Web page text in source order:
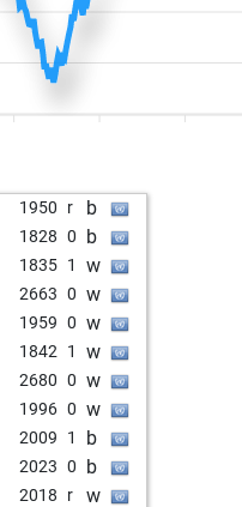
1950 r b
1828 0 b
1835 1 w
2663 0 w
1959 0 w
1842 1 w
2680 0 w
1996 0 w
2009 1 b
2023 0 b
2018 r w